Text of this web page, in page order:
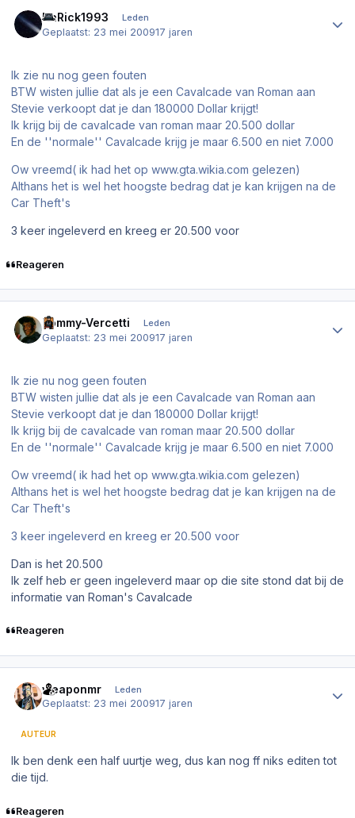
DaRick1993 Leden
Geplaatst: 23 mei 200917 jaren
Ik zie nu nog geen fouten
BTW wisten jullie dat als je een Cavalcade van Roman aan
Stevie verkoopt dat je dan 180000 Dollar krijgt!
Ik krijg bij de cavalcade van roman maar 20.500 dollar
En de ''normale'' Cavalcade krijg je maar 6.500 en niet 7.000
Ow vreemd( ik had het op www.gta.wikia.com gelezen)
Althans het is wel het hoogste bedrag dat je kan krijgen na de
Car Theft's
3 keer ingeleverd en kreeg er 20.500 voor
Reageren
Tommy-Vercetti Leden
Geplaatst: 23 mei 200917 jaren
Ik zie nu nog geen fouten
BTW wisten jullie dat als je een Cavalcade van Roman aan
Stevie verkoopt dat je dan 180000 Dollar krijgt!
Ik krijg bij de cavalcade van roman maar 20.500 dollar
En de ''normale'' Cavalcade krijg je maar 6.500 en niet 7.000
Ow vreemd( ik had het op www.gta.wikia.com gelezen)
Althans het is wel het hoogste bedrag dat je kan krijgen na de
Car Theft's
3 keer ingeleverd en kreeg er 20.500 voor
Dan is het 20.500
Ik zelf heb er geen ingeleverd maar op die site stond dat bij de
informatie van Roman's Cavalcade
Reageren
weaponmr Leden
Geplaatst: 23 mei 200917 jaren
AUTEUR
Ik ben denk een half uurtje weg, dus kan nog ff niks editen tot
die tijd.
Reageren